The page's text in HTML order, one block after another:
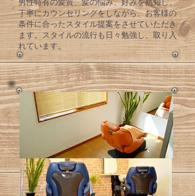
​男性特有の髪質、髪の悩み、好みを熟知し、
丁寧にカウンセリングをしながら、お客様の
条件に合ったスタイル提案をさせていただき
ます。スタイルの流行も日々勉強し、取り入
れています。